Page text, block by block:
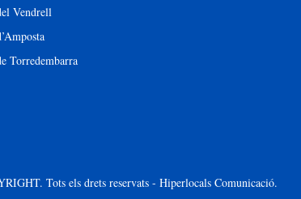
Vendrell
Torredembarra
Tots els drets reservats - Hiperlocals Comunicació.